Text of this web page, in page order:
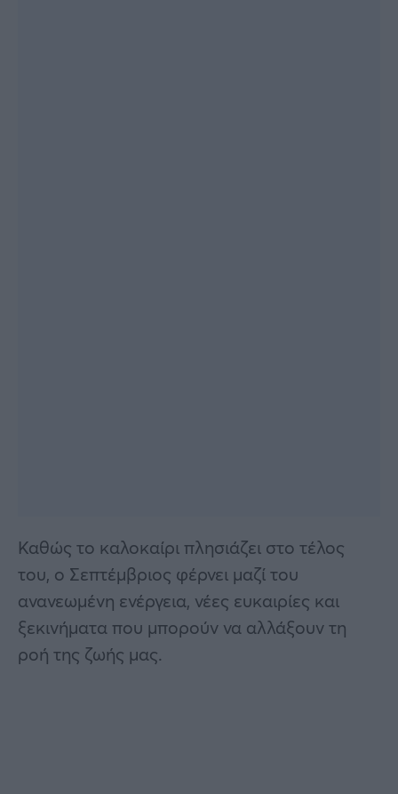
Καθώς το καλοκαίρι πλησιάζει στο τέλος
του, ο Σεπτέμβριος φέρνει μαζί του
ανανεωμένη ενέργεια, νέες ευκαιρίες και
ξεκινήματα που μπορούν να αλλάξουν τη
ροή της ζωής μας.